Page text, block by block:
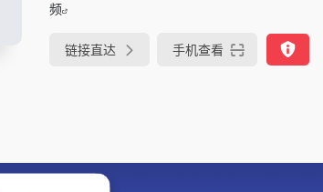
频
链接直达 手机查看